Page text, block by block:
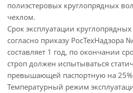
полиэстеровых круглопрядных
чехлом.
Срок эксплуатации
согласно приказу РосТехНадзора
составляет 1 год, по окончании
строп должен испытываться
превышающей паспортную на
Температурный режим